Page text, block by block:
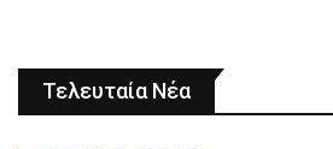
Τελευταία Νέα